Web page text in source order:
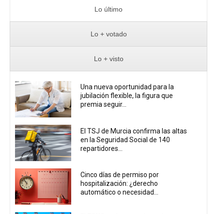
Lo último
Lo + votado
Lo + visto
Una nueva oportunidad para la
jubilación flexible, la figura que
premia seguir...
El TSJ de Murcia confirma las altas
en la Seguridad Social de 140
repartidores...
Cinco días de permiso por
hospitalización: ¿derecho
automático o necesidad...